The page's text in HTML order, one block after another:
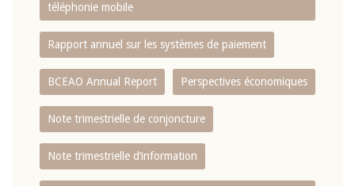
téléphonie mobile
Rapport annuel sur les systèmes de paiement
BCEAO Annual Report Perspectives économiques
Note trimestrielle de conjoncture
Note trimestrielle d‘information